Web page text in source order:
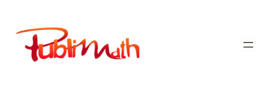
contenu
Publimath